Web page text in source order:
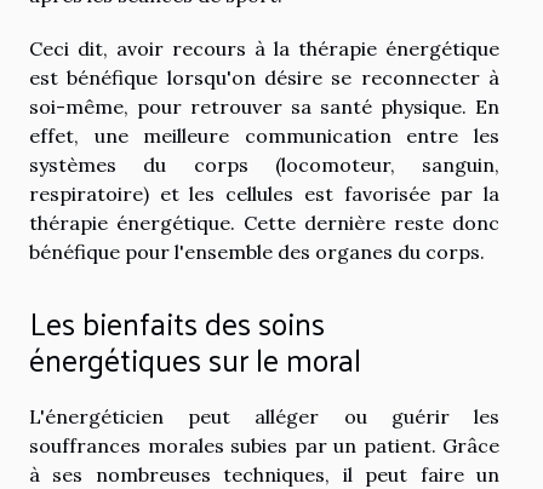
Ceci dit, avoir recours à la thérapie énergétique
est bénéfique lorsqu'on désire se reconnecter à
soi-même, pour retrouver sa santé physique. En
effet, une meilleure communication entre les
systèmes du corps (locomoteur, sanguin,
respiratoire) et les cellules est favorisée par la
thérapie énergétique. Cette dernière reste donc
bénéfique pour l'ensemble des organes du corps.
Les bienfaits des soins
énergétiques sur le moral
L'énergéticien peut alléger ou guérir les
souffrances morales subies par un patient. Grâce
à ses nombreuses techniques, il peut faire un